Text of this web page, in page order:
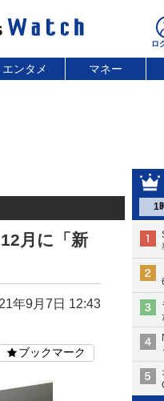
エンタメ マネー
1
月に「新
年9月7日 12:43
ブックマーク